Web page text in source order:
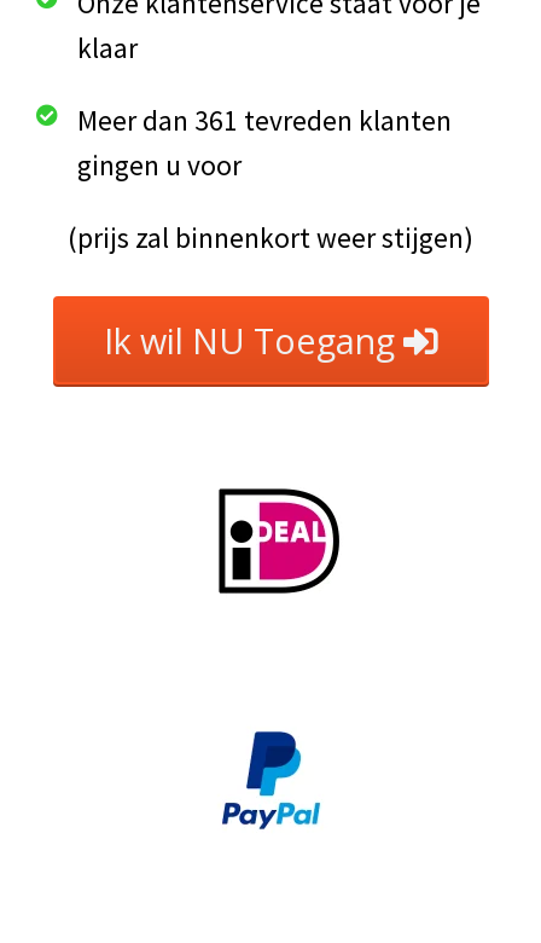
klaar
Meer dan 361 tevreden klanten
gingen u voor
(prijs zal binnenkort weer stijgen)
Ik wil NU Toegang